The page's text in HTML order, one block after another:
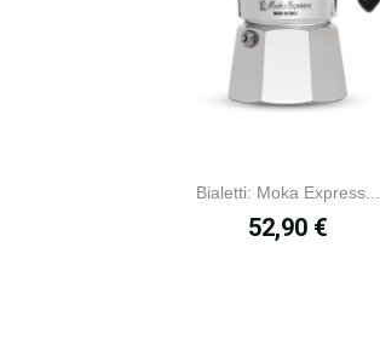
Bialetti: Moka Express...
Prix
52,90 €